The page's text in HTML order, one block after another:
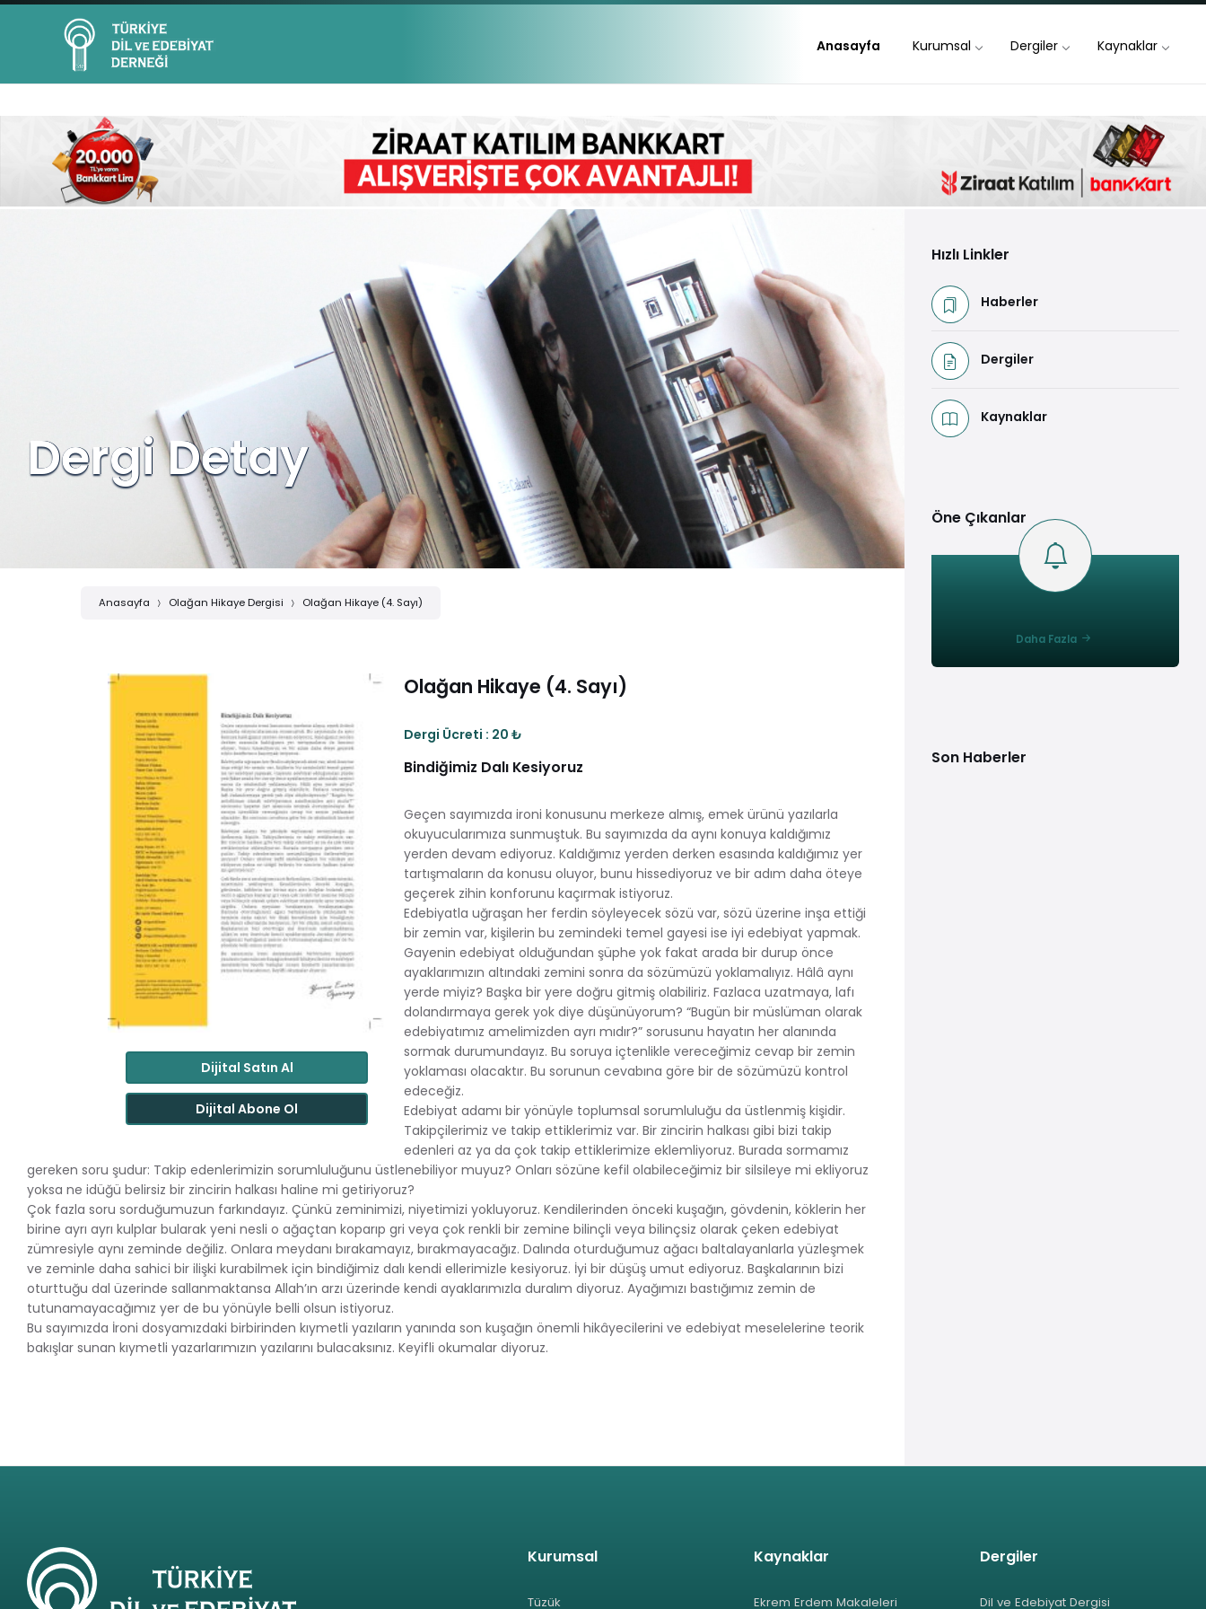
Anasayfa Kurumsal Dergiler Kaynaklar
Dergi Detay
Anasayfa Olağan Hikaye Dergisi Olağan Hikaye (4. Sayı)
Dijital Satın Al
Dijital Abone Ol
Olağan Hikaye (4. Sayı)
Dergi Ücreti : 20 ₺
Bindiğimiz Dalı Kesiyoruz
Geçen sayımızda ironi konusunu merkeze almış, emek ürünü yazılarla
okuyucularımıza sunmuştuk. Bu sayımızda da aynı konuya kaldığımız
yerden devam ediyoruz. Kaldığımız yerden derken esasında kaldığımız yer
tartışmaların da konusu oluyor, bunu hissediyoruz ve bir adım daha öteye
geçerek zihin konforunu kaçırmak istiyoruz.
Edebiyatla uğraşan her ferdin söyleyecek sözü var, sözü üzerine inşa ettiği
bir zemin var, kişilerin bu zemindeki temel gayesi ise iyi edebiyat yapmak.
Gayenin edebiyat olduğundan şüphe yok fakat arada bir durup önce
ayaklarımızın altındaki zemini sonra da sözümüzü yoklamalıyız. Hâlâ aynı
yerde miyiz? Başka bir yere doğru gitmiş olabiliriz. Fazlaca uzatmaya, lafı
dolandırmaya gerek yok diye düşünüyorum? “Bugün bir müslüman olarak
edebiyatımız amelimizden ayrı mıdır?” sorusunu hayatın her alanında
sormak durumundayız. Bu soruya içtenlikle vereceğimiz cevap bir zemin
yoklaması olacaktır. Bu sorunun cevabına göre bir de sözümüzü kontrol
edeceğiz.
Edebiyat adamı bir yönüyle toplumsal sorumluluğu da üstlenmiş kişidir.
Takipçilerimiz ve takip ettiklerimiz var. Bir zincirin halkası gibi bizi takip
edenleri az ya da çok takip ettiklerimize eklemliyoruz. Burada sormamız
gereken soru şudur: Takip edenlerimizin sorumluluğunu üstlenebiliyor muyuz? Onları sözüne kefil olabileceğimiz bir silsileye mi ekliyoruz
yoksa ne idüğü belirsiz bir zincirin halkası haline mi getiriyoruz?
Çok fazla soru sorduğumuzun farkındayız. Çünkü zeminimizi, niyetimizi yokluyoruz. Kendilerinden önceki kuşağın, gövdenin, köklerin her
birine ayrı ayrı kulplar bularak yeni nesli o ağaçtan koparıp gri veya çok renkli bir zemine bilinçli veya bilinçsiz olarak çeken edebiyat
zümresiyle aynı zeminde değiliz. Onlara meydanı bırakamayız, bırakmayacağız. Dalında oturduğumuz ağacı baltalayanlarla yüzleşmek
ve zeminle daha sahici bir ilişki kurabilmek için bindiğimiz dalı kendi ellerimizle kesiyoruz. İyi bir düşüş umut ediyoruz. Başkalarının bizi
oturttuğu dal üzerinde sallanmaktansa Allah’ın arzı üzerinde kendi ayaklarımızla duralım diyoruz. Ayağımızı bastığımız zemin de
tutunamayacağımız yer de bu yönüyle belli olsun istiyoruz.
Bu sayımızda İroni dosyamızdaki birbirinden kıymetli yazıların yanında son kuşağın önemli hikâyecilerini ve edebiyat meselelerine teorik
bakışlar sunan kıymetli yazarlarımızın yazılarını bulacaksınız. Keyifli okumalar diyoruz.
Hızlı Linkler
Haberler
Dergiler
Kaynaklar
Öne Çıkanlar
Daha Fazla
Son Haberler
Kurumsal
Tüzük
Kaynaklar
Ekrem Erdem Makaleleri
Dergiler
Dil ve Edebiyat Dergisi